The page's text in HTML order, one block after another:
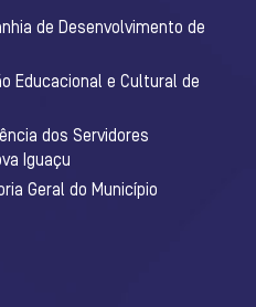
de Desenvolvimento de
Educacional e Cultural de
dos Servidores
Iguaçu
Geral do Município